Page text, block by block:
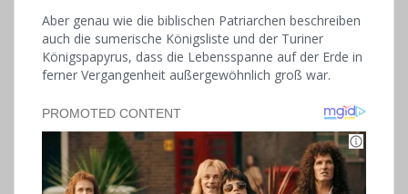
Aber genau wie die biblischen Patriarchen beschreiben
auch die sumerische Königsliste und der Turiner
Königspapyrus, dass die Lebensspanne auf der Erde in
ferner Vergangenheit außergewöhnlich groß war.